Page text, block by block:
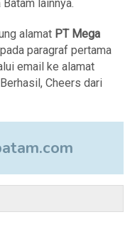
lainnya.
alamat PT Mega
paragraf pertama
email ke alamat
Cheers dari